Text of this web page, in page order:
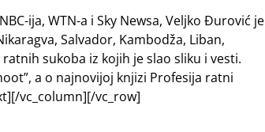
ija, WTN-a i Sky Newsa, Veljko Đurović je
Salvador, Kambodža, Liban,
sukoba iz kojih je slao sliku i vesti.
a o najnovijoj knjizi Profesija ratni
vc_column][/vc_row]